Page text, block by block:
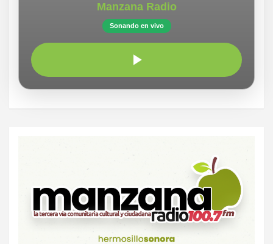
Manzana Radio
Sonando en vivo